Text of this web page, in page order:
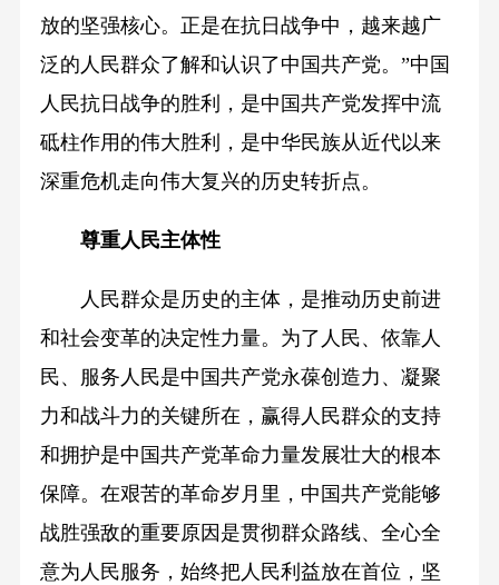
放的坚强核心。正是在抗日战争中，越来越广
泛的人民群众了解和认识了中国共产党。”中国
人民抗日战争的胜利，是中国共产党发挥中流
砥柱作用的伟大胜利，是中华民族从近代以来
深重危机走向伟大复兴的历史转折点。
尊重人民主体性
人民群众是历史的主体，是推动历史前进
和社会变革的决定性力量。为了人民、依靠人
民、服务人民是中国共产党永葆创造力、凝聚
力和战斗力的关键所在，赢得人民群众的支持
和拥护是中国共产党革命力量发展壮大的根本
保障。在艰苦的革命岁月里，中国共产党能够
战胜强敌的重要原因是贯彻群众路线、全心全
意为人民服务，始终把人民利益放在首位，坚